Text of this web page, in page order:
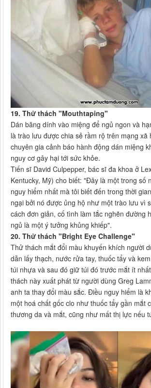
19. Thử thách "Mouthtaping"
Dán băng dính vào miệng để ngủ ngon và
là trào lưu được chia sẻ rầm rộ trên mạng xã
chuyên gia cảnh báo hành động dán miệng
nguy cơ gây hại tới sức khỏe.
Tiến sĩ David Culpepper, bác sĩ đa khoa ở
Kentucky, Mỹ) cho biết: "Đây là một trong số
nguy hiểm nhất mà tôi biết đến trong thời
ngại bởi nó được ủng hộ như một trào lưu vì
cách đơn giản, cố tình làm tắc nghẽn đường
ngủ là một ý tưởng khủng khiếp".
20. Thử thách "Bright Eye Challenge"
Thử thách mắt đổi màu khuyến khích người
dẫn lấy thạch, nước rửa tay, thuốc tẩy và
túi nhựa và sau đó giữ túi đó trước mắt ít
thách này xuất phát từ người dùng Greg
anh ta thay đổi màu sắc. Điều nguy hiểm là
một hoá chất gốc clo như thuốc tẩy gần mắt
thương da và mắt, cũng như mất thị lực nếu